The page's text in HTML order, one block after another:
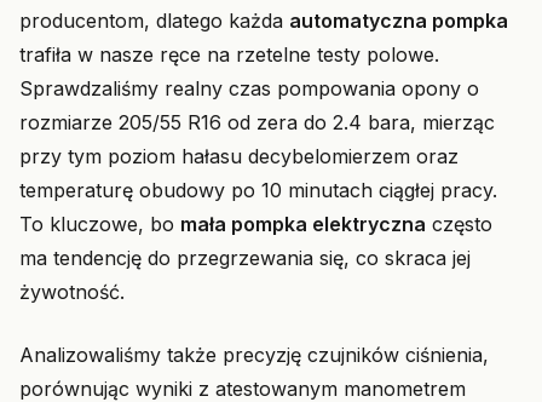
producentom, dlatego każda automatyczna pompka
trafiła w nasze ręce na rzetelne testy polowe.
Sprawdzaliśmy realny czas pompowania opony o
rozmiarze 205/55 R16 od zera do 2.4 bara, mierząc
przy tym poziom hałasu decybelomierzem oraz
temperaturę obudowy po 10 minutach ciągłej pracy.
To kluczowe, bo mała pompka elektryczna często
ma tendencję do przegrzewania się, co skraca jej
żywotność.
Analizowaliśmy także precyzję czujników ciśnienia,
porównując wyniki z atestowanym manometrem